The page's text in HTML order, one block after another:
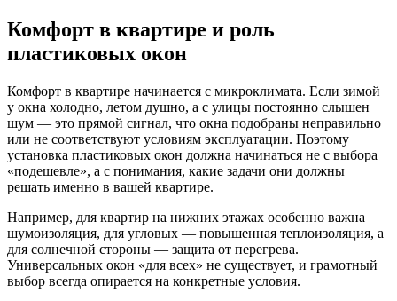
Комфорт в квартире и роль
пластиковых окон
Комфорт в квартире начинается с микроклимата. Если зимой
у окна холодно, летом душно, а с улицы постоянно слышен
шум — это прямой сигнал, что окна подобраны неправильно
или не соответствуют условиям эксплуатации. Поэтому
установка пластиковых окон должна начинаться не с выбора
«подешевле», а с понимания, какие задачи они должны
решать именно в вашей квартире.
Например, для квартир на нижних этажах особенно важна
шумоизоляция, для угловых — повышенная теплоизоляция, а
для солнечной стороны — защита от перегрева.
Универсальных окон «для всех» не существует, и грамотный
выбор всегда опирается на конкретные условия.